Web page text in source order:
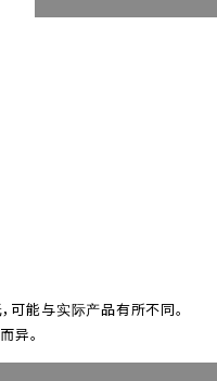
能与实际产品有所不同。
异。